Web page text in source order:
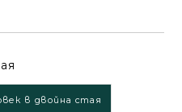
в двойна стая